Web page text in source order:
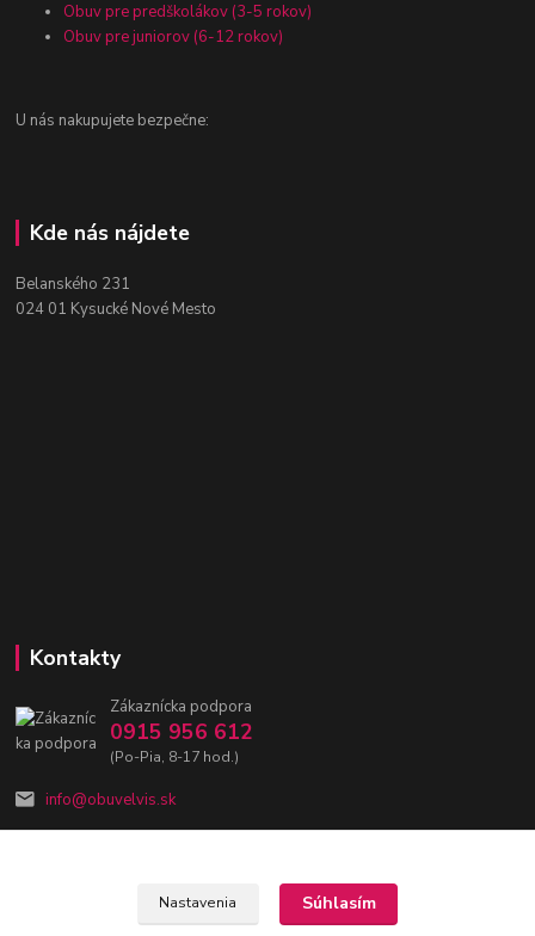
Obuv pre predškolákov (3-5 rokov)
Obuv pre juniorov (6-12 rokov)
U nás nakupujete bezpečne:
Kde nás nájdete
Belanského 231
024 01 Kysucké Nové Mesto
Kontakty
Zákaznícka podpora
0915 956 612
(Po-Pia, 8-17 hod.)
info@obuvelvis.sk
Nastavenia Súhlasím